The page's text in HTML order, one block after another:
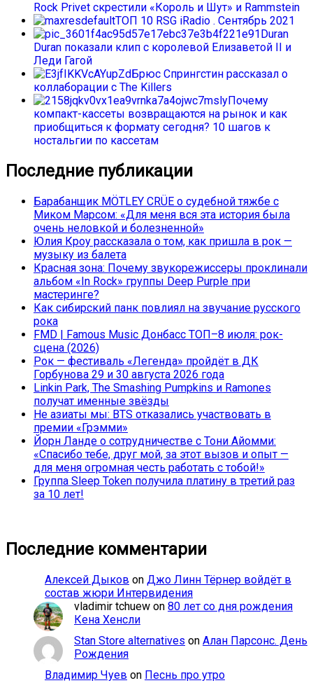
Rock Privet скрестили «Король и Шут» и Rammstein
ТОП 10 RSG iRadio . Сентябрь 2021
Duran
Duran показали клип с королевой Елизаветой II и
Леди Гагой
Брюс Спрингстин рассказал о
коллаборации с The Killers
Почему
компакт-кассеты возвращаются на рынок и как
приобщиться к формату сегодня? 10 шагов к
ностальгии по кассетам
Последние публикации
Барабанщик MÖTLEY CRÜE о судебной тяжбе с
Миком Марсом: «Для меня вся эта история была
очень неловкой и болезненной»
Юлия Кроу рассказала о том, как пришла в рок —
музыку из балета
Красная зона: Почему звукорежиссеры проклинали
альбом «In Rock» группы Deep Purple при
мастеринге?
Как сибирский панк повлиял на звучание русского
рока
FMD | Famous Music Донбасс ТОП–8 июля: рок-
сцена (2026)
Рок — фестиваль «Легенда» пройдёт в ДК
Горбунова 29 и 30 августа 2026 года
Linkin Park, The Smashing Pumpkins и Ramones
получат именные звёзды
Не азиаты мы: BTS отказались участвовать в
премии «Грэмми»
Йорн Ланде о сотрудничестве с Тони Айомми:
«Спасибо тебе, друг мой, за этот вызов и опыт —
для меня огромная честь работать с тобой!»
Группа Sleep Token получила платину в третий раз
за 10 лет!
Последние комментарии
Алексей Дыков on Джо Линн Тёрнер войдёт в
состав жюри Интервидения
vladimir tchuew on 80 лет со дня рождения
Кена Хенсли
Stan Store alternatives on Алан Парсонс. День
Рождения
Владимир Чуев on Песнь про утро